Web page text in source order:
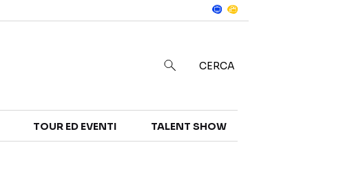
CERCA
TOUR ED EVENTI TALENT SHOW